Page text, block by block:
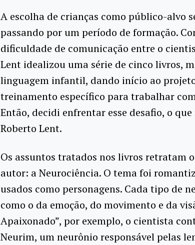
A escolha de crianças como público-alvo
passando por um período de formação.
dificuldade de comunicação entre o
Lent idealizou uma série de cinco livros,
linguagem infantil, dando início ao
treinamento específico para trabalhar
Então, decidi enfrentar esse desafio, o
Roberto Lent.
Os assuntos tratados nos livros retratam
autor: a Neurociência. O tema foi
usados como personagens. Cada tipo de
como o da emoção, do movimento e da
Apaixonado”, por exemplo, o cientista
Neurim, um neurônio responsável pelas